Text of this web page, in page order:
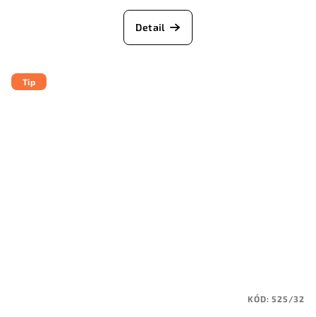
Detail
Tip
KÓD:525/32